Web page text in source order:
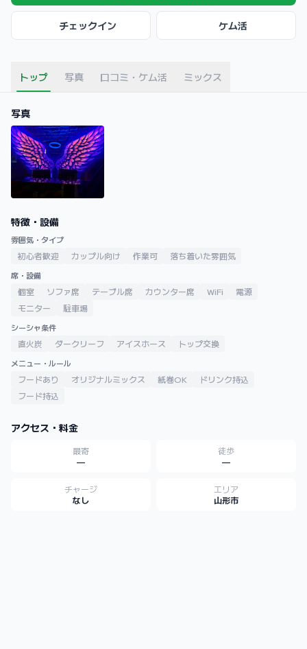
チェックイン ケム活
トップ 写真 口コミ・ケム活 ミックス
写真
特徴・設備
雰囲気・タイプ
初心者歓迎 カップル向け 作業可 落ち着いた雰囲気
席・設備
個室 ソファ席 テーブル席 カウンター席 WiFi
電源
モニター
駐車場
シーシャ条件
直火炭 ダークリーフ アイスホース トップ交換
メニュー・ルール
フードあり オリジナルミックス 紙巻OK
ドリンク持込
フード持込
アクセス・料金
最寄
—
徒歩
—
チャージ
なし
エリア
山形市